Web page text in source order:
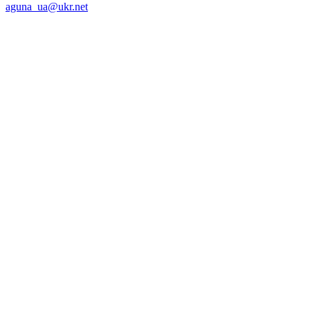
aguna_ua@ukr.net